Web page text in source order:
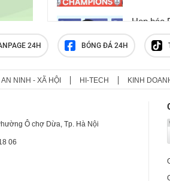
Họp báo
thấp giải
phản ứng
Vinicius
24H BÓNG ĐÁ 24H
AN NINH - XÃ HỘI HI-TECH KINH
Ô chợ Dừa, Tp. Hà Nội
06